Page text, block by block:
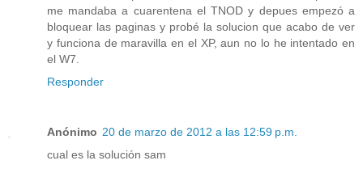
me mandaba a cuarentena el TNOD y depues empezó a
bloquear las paginas y probé la solucion que acabo de ver
y funciona de maravilla en el XP, aun no lo he intentado en
el W7.
Responder
Anónimo 20 de marzo de 2012 a las 12:59 p.m.
cual es la solución sam